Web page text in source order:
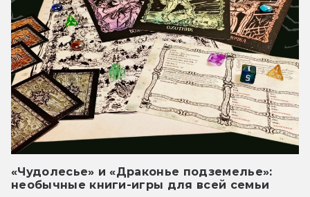
«Чудолесье» и «Драконье подземелье»:
необычные книги-игры для всей семьи